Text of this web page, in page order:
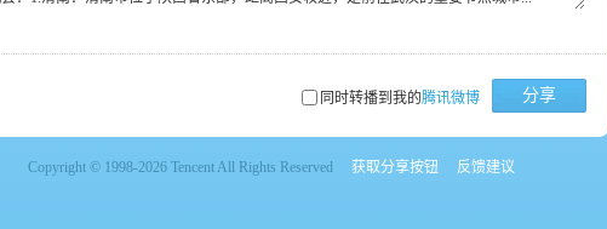
同时转播到我的腾讯微博 分享
Copyright © 1998-2026 Tencent All Rights Reserved 获取分享按钮 反馈建议